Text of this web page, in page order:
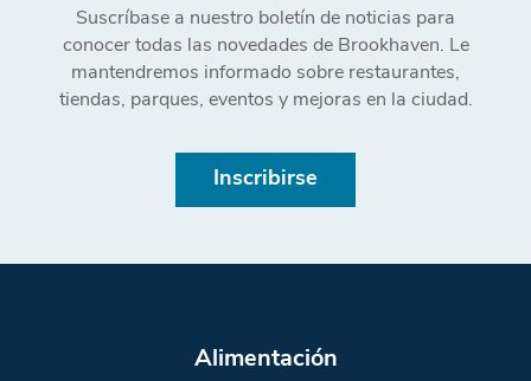
Suscríbase a nuestro boletín de noticias para
conocer todas las novedades de Brookhaven. Le
mantendremos informado sobre restaurantes,
tiendas, parques, eventos y mejoras en la ciudad.
Inscribirse
Alimentación